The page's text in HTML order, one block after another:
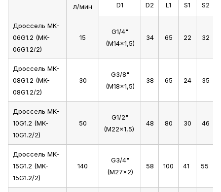
л/мин
D1 D2 L1 S1 S2
Дроссель MK-
06G1.2 (MK-
06G1.2/2)
15
G1/4"
(M14x1,5)
34 65 22 32
Дроссель MK-
08G1.2 (MK-
08G1.2/2)
30
G3/8"
(M18x1,5)
38 65 24 35
Дроссель MK-
10G1.2 (MK-
10G1.2/2)
50
G1/2"
(M22x1,5)
48 80 30 46
Дроссель MK-
15G1.2 (MK-
15G1.2/2)
140
G3/4"
(M27x2)
58 100 41 55